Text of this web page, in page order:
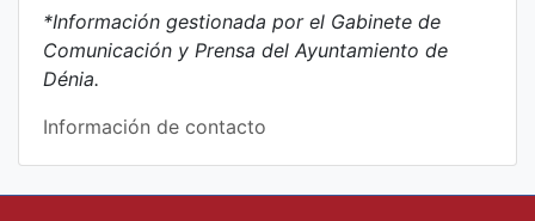
*Información gestionada por el Gabinete de
Comunicación y Prensa del Ayuntamiento de
Dénia.
Información de contacto